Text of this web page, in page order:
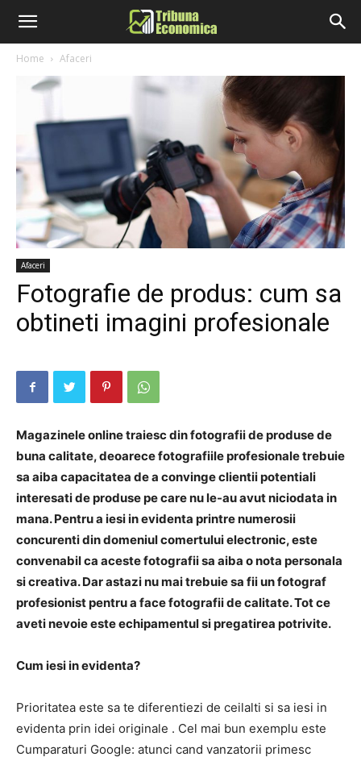
Home Afaceri
Afaceri
Fotografie de produs: cum sa
obtineti imagini profesionale
Magazinele online traiesc din fotografii de produse de
buna calitate, deoarece fotografiile profesionale trebuie
sa aiba capacitatea de a convinge clientii potentiali
interesati de produse pe care nu le-au avut niciodata in
mana. Pentru a iesi in evidenta printre numerosii
concurenti din domeniul comertului electronic, este
convenabil ca aceste fotografii sa aiba o nota personala
si creativa. Dar astazi nu mai trebuie sa fii un fotograf
profesionist pentru a face fotografii de calitate. Tot ce
aveti nevoie este echipamentul si pregatirea potrivite.
Cum iesi in evidenta?
Prioritatea este sa te diferentiezi de ceilalti si sa iesi in
evidenta prin idei originale . Cel mai bun exemplu este
Cumparaturi Google: atunci cand vanzatorii primesc